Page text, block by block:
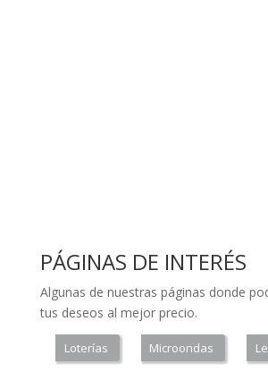
PÁGINAS DE INTERÉS
Algunas de nuestras páginas donde
tus deseos al mejor precio.
Loterías Microondas